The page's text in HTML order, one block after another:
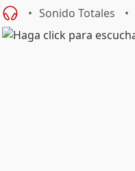
Sonido Totales